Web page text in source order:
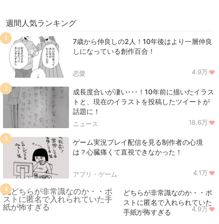
週間人気ランキング
7歳から仲良しの2人！10年後はより一層仲良
しになっている創作百合！
恋愛 4.9万
1
成長度合いが凄い･･･！10年前に描いたイラス
トと、現在のイラストを投稿したツイートが
話題に！
ニュース 18.6万
2
ゲーム実況プレイ配信を見る制作者の心境
は？心臓痛くて直視できなかった！
アプリ・ゲーム 4.1万
3
どちらが非常識なのか・・ポ
ストに匿名で入れられていた
手紙が怖すぎる
ニュース 4.9万
4